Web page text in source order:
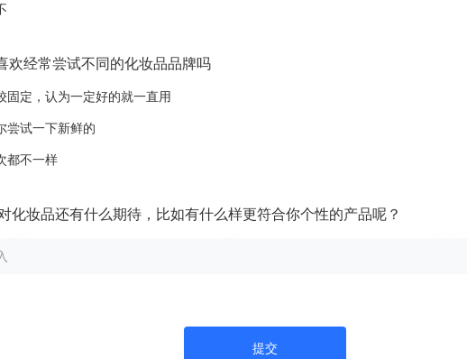
欢经常尝试不同的化妆品品牌吗
固定，认为一定好的就一直用
尝试一下新鲜的
都不一样
化妆品还有什么期待，比如有什么样更符合你个性的产品呢？
提交